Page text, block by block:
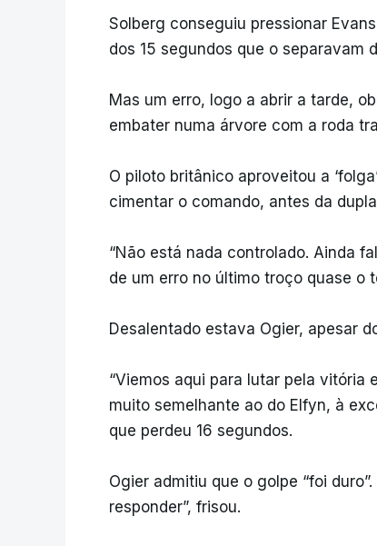
Solberg conseguiu pressionar
dos 15 segundos que o separavam
Mas um erro, logo a abrir a tarde,
embater numa árvore com a roda
O piloto britânico aproveitou a
cimentar o comando, antes da
“Não está nada controlado. Ainda
de um erro no último troço quase o
Desalentado estava Ogier, apesar
“Viemos aqui para lutar pela vitória
muito semelhante ao do Elfyn, à
que perdeu 16 segundos.
Ogier admitiu que o golpe “foi
responder”, frisou.